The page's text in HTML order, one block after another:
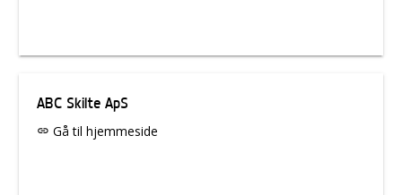
ABC Skilte ApS
link Gå til hjemmeside